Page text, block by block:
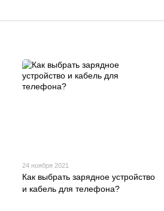
24 ноября 2021
Как выбрать зарядное устройство
и кабель для телефона?